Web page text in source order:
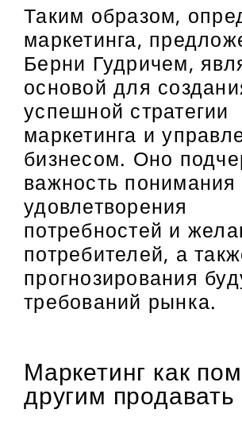
Таким образом,
маркетинга,
Берни Гудричем,
основой для
успешной стратегии
маркетинга и
бизнесом. Оно
важность понимания
удовлетворения
потребностей и
потребителей, а
прогнозирования
требований рынка.
Маркетинг как
другим